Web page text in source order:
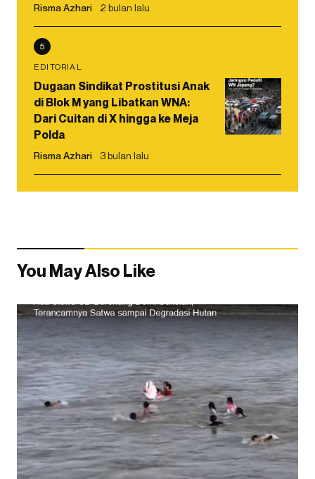
Risma Azhari 2 bulan lalu
5
EDITORIAL
Dugaan Sindikat Prostitusi Anak
di Blok M yang Libatkan WNA:
Dari Cuitan di X hingga ke Meja
Polda
Risma Azhari 3 bulan lalu
You May Also Like